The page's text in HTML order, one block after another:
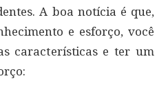
A boa notícia é que,
e esforço, você
características e ter um